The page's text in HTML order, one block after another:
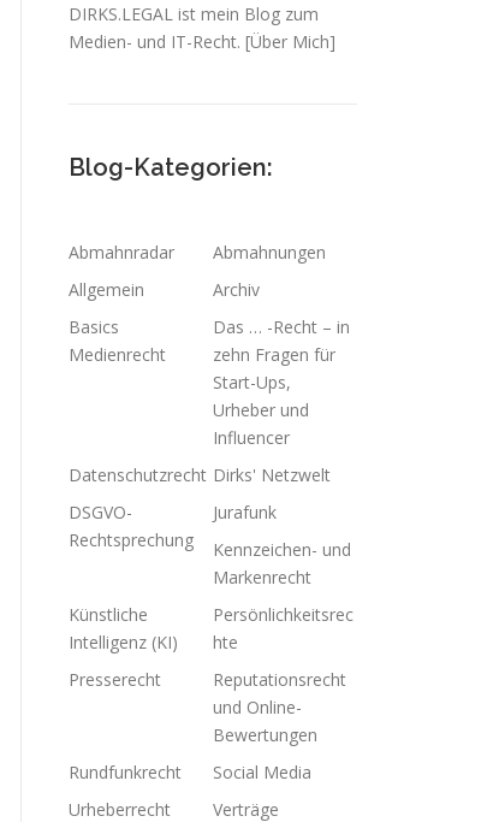
DIRKS.LEGAL ist mein Blog zum
Medien- und IT-Recht. [Über Mich]
Blog-Kategorien:
Abmahnradar
Abmahnungen
Allgemein
Archiv
Basics
Medienrecht
Das … -Recht – in
zehn Fragen für
Start-Ups,
Urheber und
Influencer
Datenschutzrecht Dirks' Netzwelt
DSGVO-
Rechtsprechung
Jurafunk
Kennzeichen- und
Markenrecht
Künstliche
Intelligenz (KI)
Persönlichkeitsrec
hte
Presserecht
Reputationsrecht
und Online-
Bewertungen
Rundfunkrecht
Social Media
Urheberrecht
Verträge